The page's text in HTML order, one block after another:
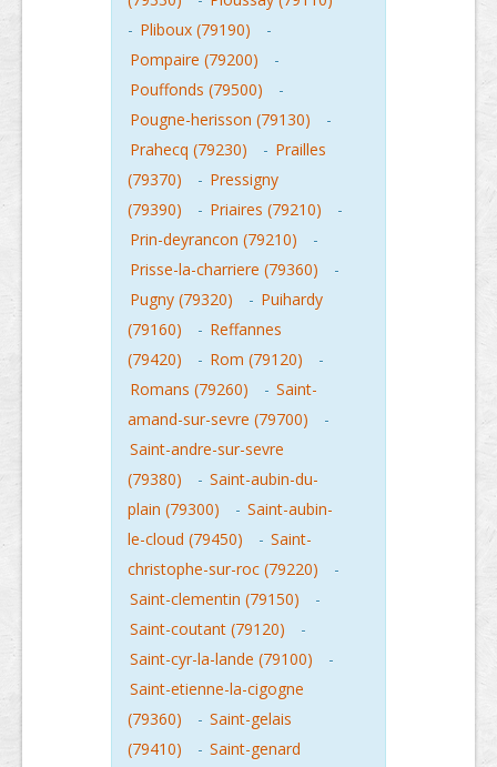
- Pliboux (79190)
-
Pompaire (79200)
-
Pouffonds (79500)
-
Pougne-herisson (79130)
-
Prahecq (79230)
- Prailles
(79370)
- Pressigny
(79390)
- Priaires (79210)
-
Prin-deyrancon (79210)
-
Prisse-la-charriere (79360)
-
Pugny (79320)
- Puihardy
(79160)
- Reffannes
(79420)
- Rom (79120)
-
Romans (79260)
- Saint-
amand-sur-sevre (79700)
-
Saint-andre-sur-sevre
(79380)
- Saint-aubin-du-
plain (79300)
- Saint-aubin-
le-cloud (79450)
- Saint-
christophe-sur-roc (79220)
-
Saint-clementin (79150)
-
Saint-coutant (79120)
-
Saint-cyr-la-lande (79100)
-
Saint-etienne-la-cigogne
(79360)
- Saint-gelais
(79410)
- Saint-genard